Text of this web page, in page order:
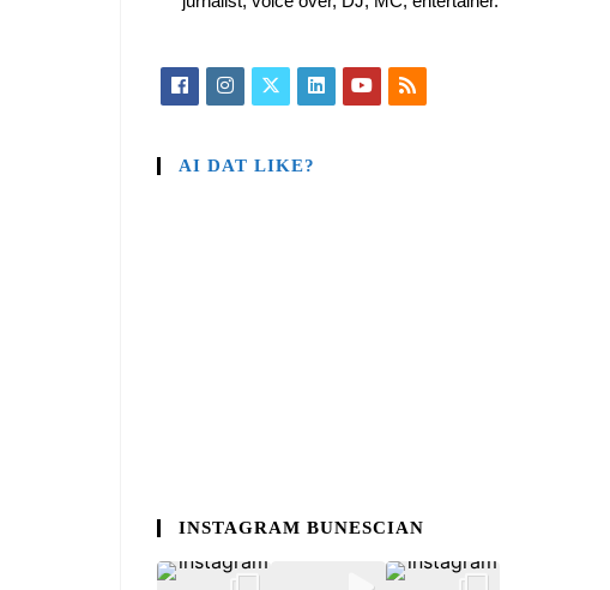
AI DAT LIKE?
INSTAGRAM BUNESCIAN